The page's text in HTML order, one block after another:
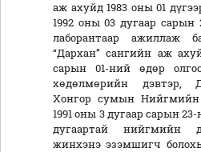
аж ахуйд 1983 оны 01
1992 оны 03 дугаар
лаборантаар ажиллаж
“Дархан” сангийн аж
сарын 01-ний өдөр
хөдөлмөрийн дэвтэр,
Хонгор сумын Нийгмийн
1991 оны 3 дугаар сарын
дугаартай нийгмийн
жинхэнэ эзэмшигч